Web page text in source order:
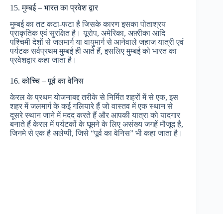
15. मुम्बई – भारत का प्रवेश द्वार
मुम्बई का तट कटा-फटा है जिसके कारण इसका पोताश्रय
प्राकृतिक एवं सुरक्षित है। यूरोप, अमेरिका, अफ़्रीका आदि
पश्चिमी देशों से जलमार्ग या वायुमार्ग से आनेवाले जहाज यात्री एवं
पर्यटक सर्वप्रथम मुम्बई ही आते हैं, इसलिए मुम्बई को भारत का
प्रवेशद्वार कहा जाता है।
16. कोच्चि – पूर्व का वेनिस
केरल के प्रथम योजनाबद्द तरीके से निर्मित शहरों में से एक, इस
शहर में जलमार्ग के कई गलियारे हैं जो वास्तव में एक स्थान से
दूसरे स्थान जाने में मदद करते हैं और आपकी यात्रा को यादगार
बनाते हैं केरल में पर्यटकों के घूमने के लिए असंख्य जगहें मौजूद है,
जिनमे से एक है अलेप्पी, जिसे “पूर्व का वेनिस” भी कहा जाता है।